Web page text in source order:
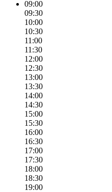
09:00
09:30
10:00
10:30
11:00
11:30
12:00
12:30
13:00
13:30
14:00
14:30
15:00
15:30
16:00
16:30
17:00
17:30
18:00
18:30
19:00